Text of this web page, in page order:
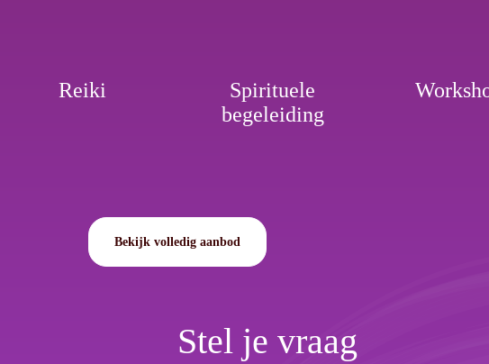
Reiki
Spirituele
begeleiding
Bekijk volledig aanbod
Stel je vraag